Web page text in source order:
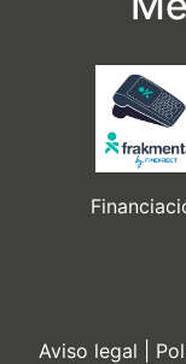
Aviso legal